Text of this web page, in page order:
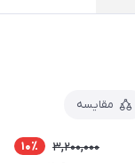
مقایسه
3,200,000 10٪